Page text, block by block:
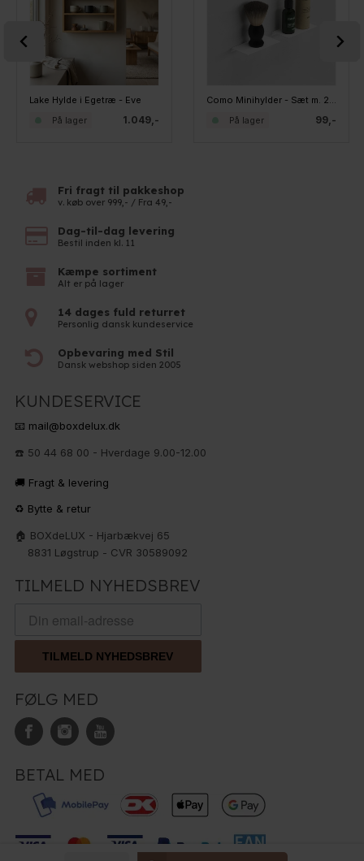
Lake Hylde i Egetræ - Eve
1.049,-
På lager
Como Minihylder - Sæt m. 2 stk. smalle - Hvid
99,-
På lager
Fri fragt til pakkeshop
v. køb over 999,- / Fra 49,-
Dag-til-dag levering
Bestil inden kl. 11
Kæmpe sortiment
Alt er på lager
14 dages fuld returret
Personlig dansk kundeservice
Opbevaring med Stil
Dansk webshop siden 2005
KUNDESERVICE
📧 mail@boxdelux.dk
☎️ 50 44 68 00 - Hverdage 9.00-12.00
🚚 Fragt & levering
♻️ Bytte & retur
🏠 BOXdeLUX - Hjarbækvej 65
8831 Løgstrup - CVR 30589092
TILMELD NYHEDSBREV
TILMELD NYHEDSBREV
FØLG MED
BETAL MED